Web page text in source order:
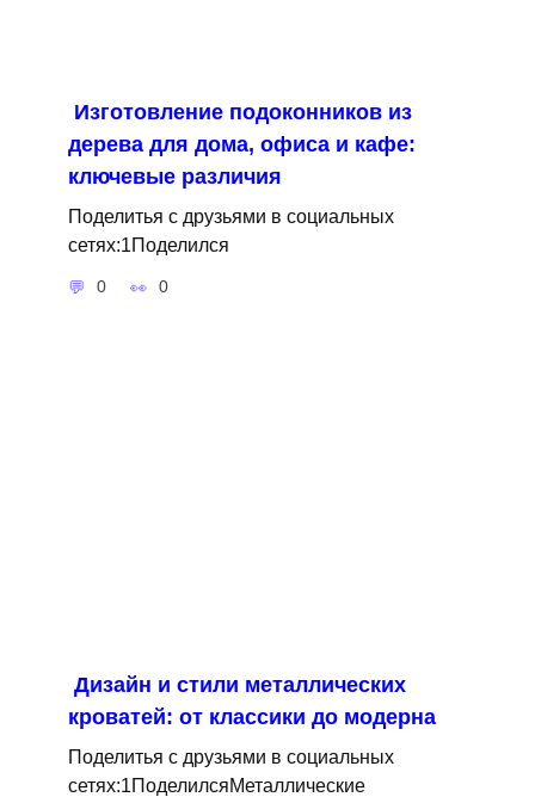
Изготовление подоконников из
дерева для дома, офиса и кафе:
ключевые различия
Поделитья с друзьями в социальных
сетях:1Поделился
0 0
Дизайн и стили металлических
кроватей: от классики до модерна
Поделитья с друзьями в социальных
сетях:1ПоделилсяМеталлические